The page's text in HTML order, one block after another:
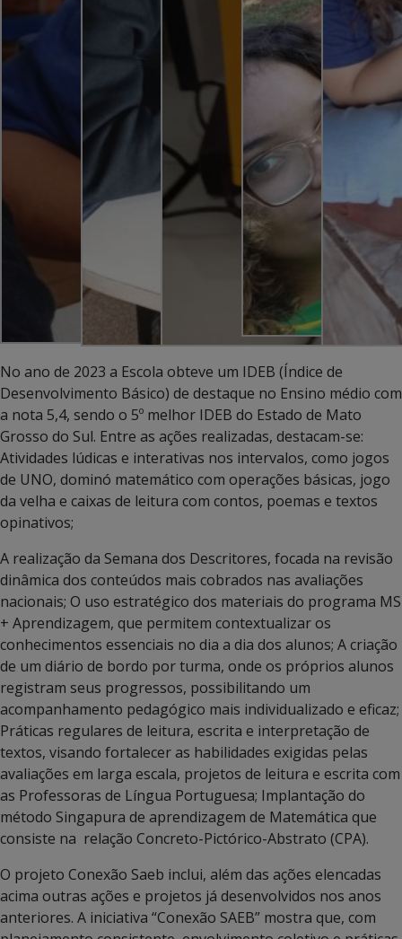
No ano de 2023 a Escola obteve um IDEB (Índice de
Desenvolvimento Básico) de destaque no Ensino médio com
a nota 5,4, sendo o 5º melhor IDEB do Estado de Mato
Grosso do Sul. Entre as ações realizadas, destacam-se:
Atividades lúdicas e interativas nos intervalos, como jogos
de UNO, dominó matemático com operações básicas, jogo
da velha e caixas de leitura com contos, poemas e textos
opinativos;
A realização da Semana dos Descritores, focada na revisão
dinâmica dos conteúdos mais cobrados nas avaliações
nacionais; O uso estratégico dos materiais do programa MS
+ Aprendizagem, que permitem contextualizar os
conhecimentos essenciais no dia a dia dos alunos; A criação
de um diário de bordo por turma, onde os próprios alunos
registram seus progressos, possibilitando um
acompanhamento pedagógico mais individualizado e eficaz;
Práticas regulares de leitura, escrita e interpretação de
textos, visando fortalecer as habilidades exigidas pelas
avaliações em larga escala, projetos de leitura e escrita com
as Professoras de Língua Portuguesa; Implantação do
método Singapura de aprendizagem de Matemática que
consiste na relação Concreto-Pictórico-Abstrato (CPA).
O projeto Conexão Saeb inclui, além das ações elencadas
acima outras ações e projetos já desenvolvidos nos anos
anteriores. A iniciativa “Conexão SAEB” mostra que, com